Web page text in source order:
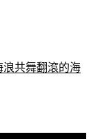
浪共舞翻滾的海